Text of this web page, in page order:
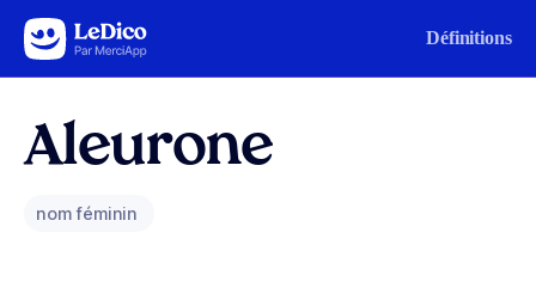
Aller au contenu Définitions
Aleurone
nom féminin